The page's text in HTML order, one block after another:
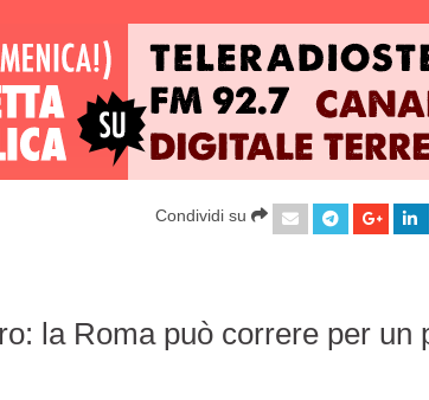
Condividi su
la Roma può correre per un